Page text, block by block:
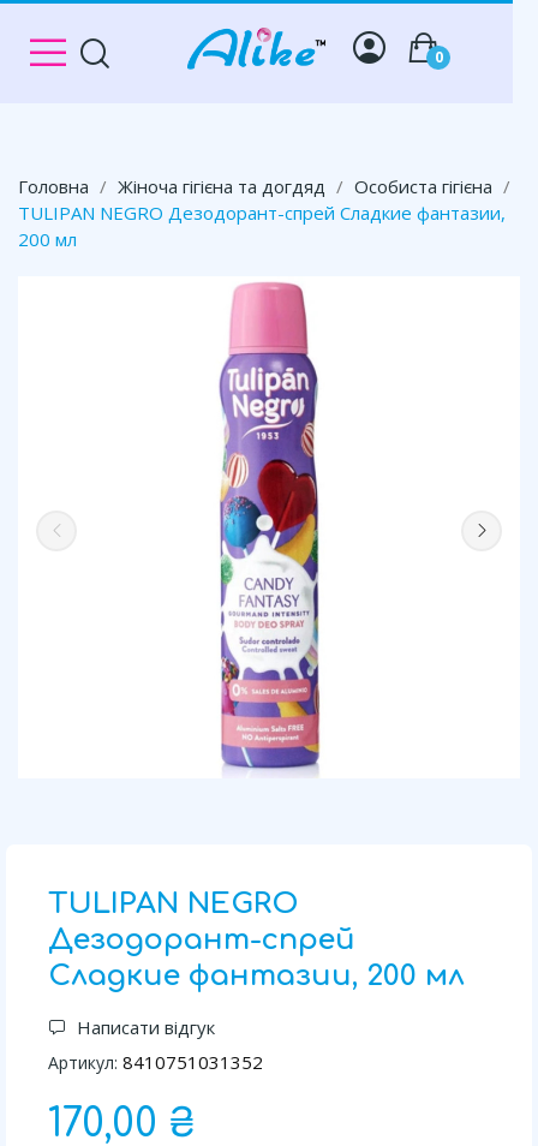
0
Головна Жіноча гігієна та догдяд
Особиста гігієна
TULIPAN NEGRO Дезодорант-спрей Сладкие фантазии,
200 мл
TULIPAN NEGRO
Дезодорант-спрей
Сладкие фантазии, 200 мл
Написати відгук
Артикул: 8410751031352
170,00 ₴